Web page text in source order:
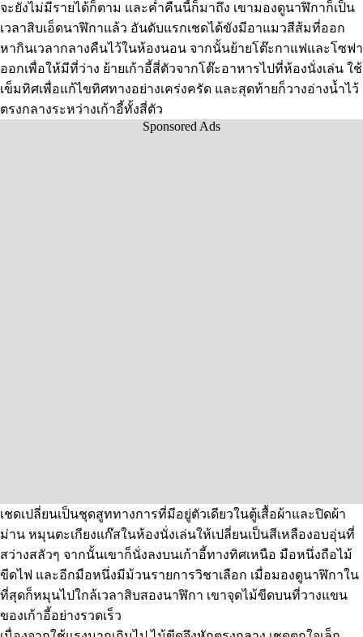
จะยังไม่มีรายได้ก็ตาม และค่ำคืนนี้ก็มาถึง เขามองดูนาฬิกาก็เป็น
เวลาสิบเอ็ดนาฬิกาแล้ว อันดับแรกเชดได้ขังมีอาแมวสีส้มที่ออก
หากินเวลากลางคืนไว้ในห้องนอน จากนั้นย้ายโต๊ะกาแฟและโซฟา
ออกเพื่อให้มีที่ว่าง ย้ายเก้าอี้สี่ตัวจากโต๊ะอาหารไปที่ห้องนั่งเล่น ใช้
เข็มทิศเพื่อแก้ไขทิศทางอย่างเคร่งครัด และสุดท้ายก็วางอ่างน้ำไว้
ตรงกลางระหว่างเก้าอี้ทั้งสี่ตัว
Sponsored Ads
เชดเปลี่ยนเป็นชุดสูททางการที่มีอยู่ตัวเดียวในตู้เสื้อผ้าและปิดผ้า
ม่าน หมุนตะเกียงแก๊สในห้องนั่งเล่นให้เปลี่ยนเป็นสีเหลืองอบอุ่นที่
สว่างสลัวๆ จากนั้นเขาก็นั่งลงบนเก้าอี้ทางทิศเหนือ มือหนึ่งถือไม้
ขีดไฟ และอีกมือหนึ่งมีม้วนรายการวิชาเลือก เมื่อมองดูนาฬิกาใน
ที่สุดก็หมุนไปใกล้เวลาสิบสองนาฬิกา เขาจุดไม้ขีดบนที่วางแขน
ของเก้าอี้อย่างรวดเร็ว